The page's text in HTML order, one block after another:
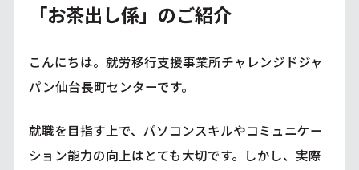
「お茶出し係」のご紹介
こんにちは。就労移行支援事業所チャレンジドジャ
パン仙台長町センターです。
就職を目指す上で、パソコンスキルやコミュニケー
ション能力の向上はとても大切です。しかし、実際